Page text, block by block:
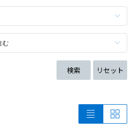
検索 リセット